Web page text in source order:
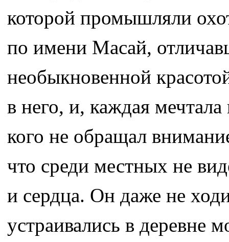
которой промышляли
по имени Масай,
необыкновенной
в него, и, каждая
кого не обращал
что среди местных не
и сердца. Он даже не
устраивались в деревне